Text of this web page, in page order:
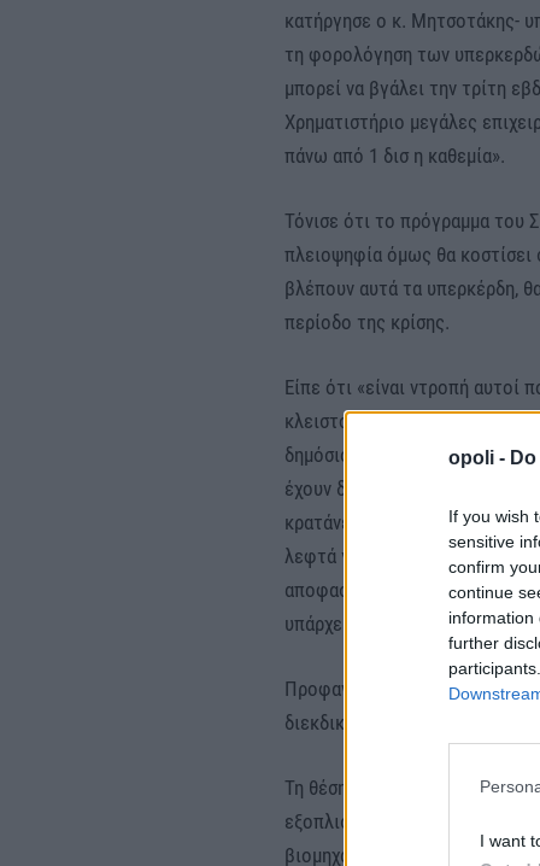
opoli -
If you wish
sensitive
confirm
continue
information
further
I want
κατήργησε ο κ. Μητσοτάκης-
τη φορολόγηση των
μπορεί να βγάλει την τρίτη
Χρηματιστήριο μεγάλες
πάνω από 1 δισ η καθεμία».
Τόνισε ότι το πρόγραμμα του
πλειοψηφία όμως θα
βλέπουν αυτά τα υπερκέρδη,
περίοδο της κρίσης.
Είπε ότι «είναι ντροπή αυτοί
κλειστούς διαγωνισμούς να
δημόσιους υπαλλήλους και
έχουν δώσει πάνω από 10 δισ
κρατάνε ψηλά τις τιμές οι
λεφτά για να δώσουμε στον
αποφασίσουμε να κάνουμε
υπάρχει μεσαία τάξη».
Προφανώς και θα τιμήσουμε
διεκδικήσουμε να φέρουμε
Τη θέση του ΣΥΡΙΖΑ ότι θα
εξοπλισμούς, αλλά θα
βιομηχανία εξέφρασε ο